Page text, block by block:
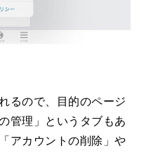
るので、目的のページ
管理」というタブもあ
アカウントの削除」や